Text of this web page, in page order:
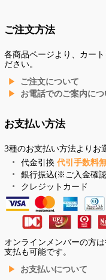
ご注文方法
各商品ページより、カー
ださい。
ご注文について
お電話でのご案内につ
お支払い方法
3種のお支払い方法よりお
代金引換 代引手数料
銀行振込(※ご入金確
クレジットカード
オンラインメンバーの方
支払も可能です。
お支払いについて